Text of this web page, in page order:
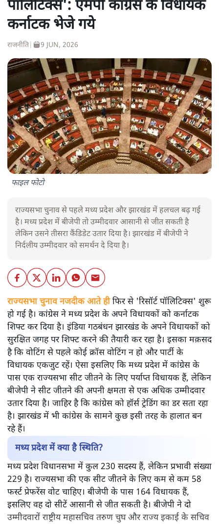
पॉलिटिक्स': एमपी कांग्रेस के विधायक
कर्नाटक भेजे गये
राजनीति 9 JUN, 2026
फाइल फोटो
राज्यसभा चुनाव से पहले मध्य प्रदेश और झारखंड में हलचल बढ़ गई
है। मध्य प्रदेश में बीजेपी तो उम्मीदवार आसानी से जीत सकती है
लेकिन उसने तीसरा कैंडिडेट उतार दिया है। झारखंड में बीजेपी ने
निर्दलीय उम्मीदवार को समर्थन दे दिया है।
राज्यसभा चुनाव नजदीक आते हीफिर से 'रिसॉर्ट पॉलिटिक्स' शुरू
हो गई है। कांग्रेस ने मध्य प्रदेश के अपने विधायकों को कर्नाटक
शिफ्ट कर दिया है। इंडिया गठबंधन झारखंड के अपने विधायकों को
सुरक्षित जगह पर शिफ्ट करने की तैयारी कर रहा है। इसका मक़सद
है कि वोटिंग से पहले कोई क्रॉस वोटिंग न हो और पार्टी के
विधायक एकजुट रहें। ऐसा इसलिए कि मध्य प्रदेश में कांग्रेस के
पास एक राज्यसभा सीट जीतने के लिए पर्याप्त विधायक हैं, लेकिन
बीजेपी ने सीट जीतने की अपनी क्षमता से एक अधिक उम्मीदवार
उतार दिया है। जाहिर है कि कांग्रेस को हॉर्स ट्रेडिंग का डर सता रहा
है। झारखंड में भी कांग्रेस के सामने कुछ इसी तरह के हालात बन
रहे हैं।
मध्य प्रदेश में क्या है स्थिति?
मध्य प्रदेश विधानसभा में कुल 230 सदस्य हैं, लेकिन प्रभावी संख्या
229 है। राज्यसभा की एक सीट जीतने के लिए कम से कम 58
फर्स्ट प्रेफरेंस वोट चाहिए। बीजेपी के पास 164 विधायक हैं,
इसलिए वह दो सीटें आसानी से जीत सकती है। बीजेपी ने दो
उम्मीदवारों राष्ट्रीय महासचिव तरुण चुघ और राज्य इकाई के सचिव